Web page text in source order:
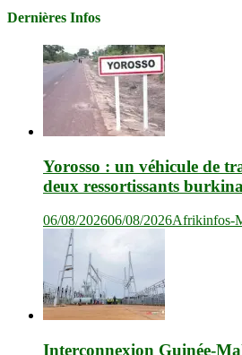
Dernières Infos
Yorosso : un véhicule de
deux ressortissants
06/08/202606/08/2026Afrikinfos-
Interconnexion Guinée-